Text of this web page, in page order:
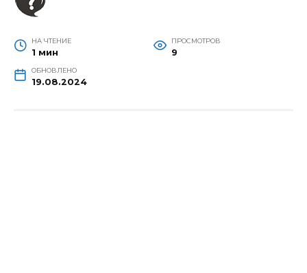
НА ЧТЕНИЕ
1 мин
ПРОСМОТРОВ
9
ОБНОВЛЕНО
19.08.2024